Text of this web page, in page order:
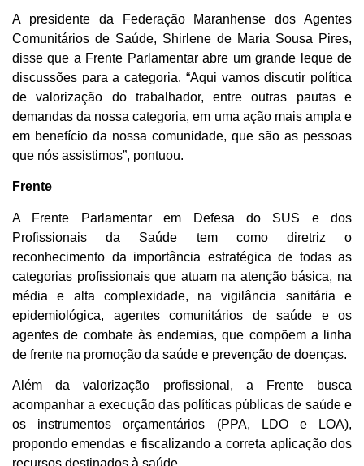
A presidente da Federação Maranhense dos Agentes
Comunitários de Saúde, Shirlene de Maria Sousa Pires,
disse que a Frente Parlamentar abre um grande leque de
discussões para a categoria. “Aqui vamos discutir política
de valorização do trabalhador, entre outras pautas e
demandas da nossa categoria, em uma ação mais ampla e
em benefício da nossa comunidade, que são as pessoas
que nós assistimos”, pontuou.
Frente
A Frente Parlamentar em Defesa do SUS e dos
Profissionais da Saúde tem como diretriz o
reconhecimento da importância estratégica de todas as
categorias profissionais que atuam na atenção básica, na
média e alta complexidade, na vigilância sanitária e
epidemiológica, agentes comunitários de saúde e os
agentes de combate às endemias, que compõem a linha
de frente na promoção da saúde e prevenção de doenças.
Além da valorização profissional, a Frente busca
acompanhar a execução das políticas públicas de saúde e
os instrumentos orçamentários (PPA, LDO e LOA),
propondo emendas e fiscalizando a correta aplicação dos